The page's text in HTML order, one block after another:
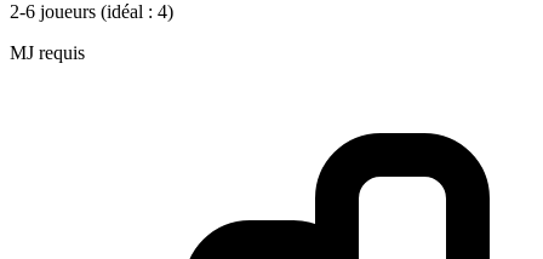
2-6 joueurs (idéal : 4)
MJ requis